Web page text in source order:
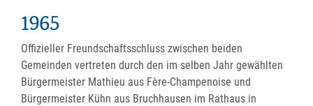
1965
Offizieller Freundschaftsschluss zwischen beiden
Gemeinden vertreten durch den im selben Jahr gewählten
Bürgermeister Mathieu aus Fère-Champenoise und
Bürgermeister Kühn aus Bruchhausen im Rathaus in